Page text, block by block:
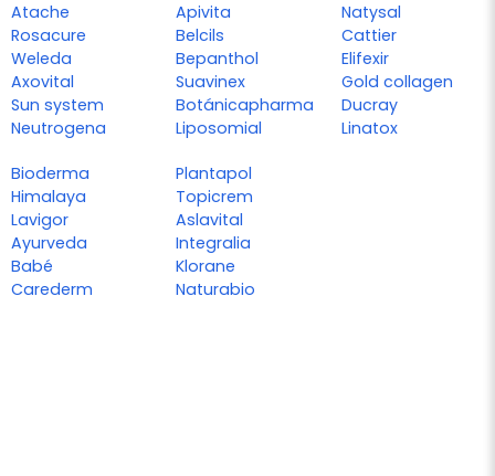
Atache
Rosacure
Weleda
Axovital
Sun system
Neutrogena
Apivita
Belcils
Bepanthol
Suavinex
Botánicapharma
Liposomial
Natysal
Cattier
Elifexir
Gold collagen
Ducray
Linatox
Bioderma
Himalaya
Lavigor
Ayurveda
Babé
Carederm
Plantapol
Topicrem
Aslavital
Integralia
Klorane
Naturabio